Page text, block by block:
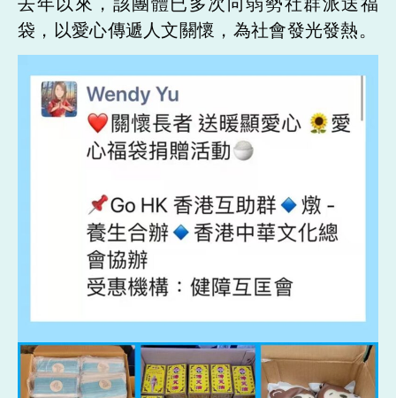
袋，以愛心傳遞人文關懷，為社會發光發熱。